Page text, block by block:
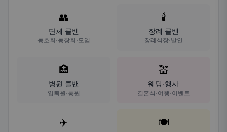
👥
단체 콜밴
동호회·동창회·모임
🕯️
장례 콜밴
장례식장·발인
🏥
병원 콜밴
입퇴원·통원
💒
웨딩·행사
결혼식·여행·이벤트
✈️ 🍽️